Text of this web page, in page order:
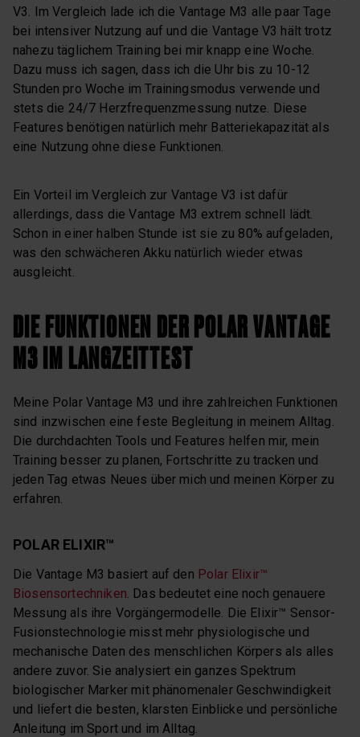
V3. Im Vergleich lade ich die Vantage M3 alle paar Tage
bei intensiver Nutzung auf und die Vantage V3 hält trotz
nahezu täglichem Training bei mir knapp eine Woche.
Dazu muss ich sagen, dass ich die Uhr bis zu 10-12
Stunden pro Woche im Trainingsmodus verwende und
stets die 24/7 Herzfrequenzmessung nutze. Diese
Features benötigen natürlich mehr Batteriekapazität als
eine Nutzung ohne diese Funktionen.
Ein Vorteil im Vergleich zur Vantage V3 ist dafür
allerdings, dass die Vantage M3 extrem schnell lädt.
Schon in einer halben Stunde ist sie zu 80% aufgeladen,
was den schwächeren Akku natürlich wieder etwas
ausgleicht.
DIE FUNKTIONEN DER POLAR VANTAGE
M3 IM LANGZEITTEST
Meine Polar Vantage M3 und ihre zahlreichen Funktionen
sind inzwischen eine feste Begleitung in meinem Alltag.
Die durchdachten Tools und Features helfen mir, mein
Training besser zu planen, Fortschritte zu tracken und
jeden Tag etwas Neues über mich und meinen Körper zu
erfahren.
POLAR ELIXIR™
Die Vantage M3 basiert auf den Polar Elixir™
Biosensortechniken. Das bedeutet eine noch genauere
Messung als ihre Vorgängermodelle. Die Elixir™ Sensor-
Fusionstechnologie misst mehr physiologische und
mechanische Daten des menschlichen Körpers als alles
andere zuvor. Sie analysiert ein ganzes Spektrum
biologischer Marker mit phänomenaler Geschwindigkeit
und liefert die besten, klarsten Einblicke und persönliche
Anleitung im Sport und im Alltag.